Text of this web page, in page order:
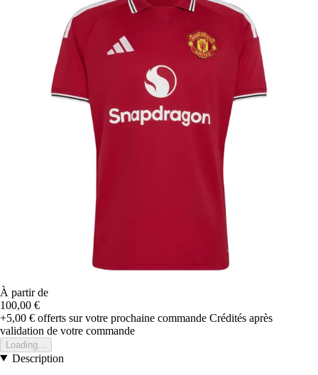
À partir de
100,00 €
+5,00 € offerts sur votre prochaine commande Crédités après
validation de votre commande
Loading...
Description